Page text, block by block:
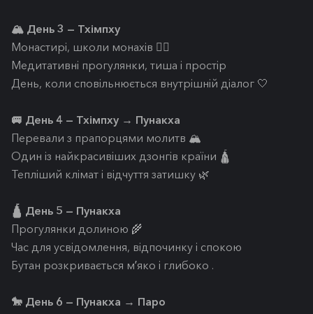
🏔️ День 3 — Тхімпху
Монастирі, школи монахів 🧘‍♂️
Медитативні прогулянки, тиша і простір
День, коли сповільнюється внутрішній діалог 🤍
🚐 День 4 — Тхімпху → Пунакха
Перевали з прапорцями молитв 🏔️
Один із найкрасивіших дзонгів країни 🛕
Тепліший клімат і відчуття затишку 🌿
🛕 День 5 — Пунакха
Прогулянки долиною 🌾
Час для усвідомлення, відпочинку і спокою
Бутан розкривається мʼяко і глибоко .
🐎 День 6 — Пунакха → Паро